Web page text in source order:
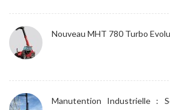
Nouveau MHT 780 Turbo
Manutention Industrielle :